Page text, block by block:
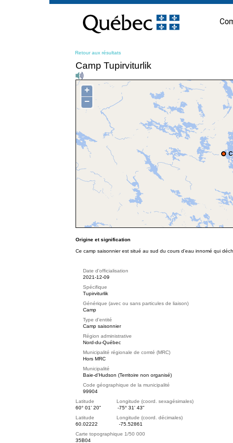
contenu
Retour aux résultats
Camp Tupirviturlik
+
−
Origine et signification
Ce camp saisonnier est situé au sud du cours d'eau innomé qui
Date d'officialisation
2021-12-09
Spécifique
Tupirviturlik
Générique (avec ou sans particules de liaison)
Camp
Type d'entité
Camp saisonnier
Région administrative
Nord-du-Québec
Municipalité régionale de comté (MRC)
Hors MRC
Municipalité
Baie-d'Hudson (Territoire non organisé)
Code géographique de la municipalité
99904
Latitude Longitude (coord. sexagésimales)
60° 01' 20"
-75° 31' 43"
Latitude Longitude (coord. décimales)
60.02222
-75.52861
Carte topographique 1/50 000
35B04